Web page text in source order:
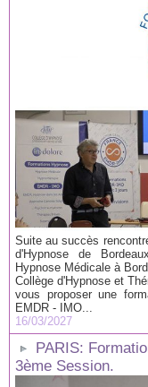
Suite au succès
d'Hypnose de
Hypnose Médicale à
Collège d'Hypnose et
vous proposer une
EMDR - IMO...
16/03/2027
PARIS:
3ème Session.